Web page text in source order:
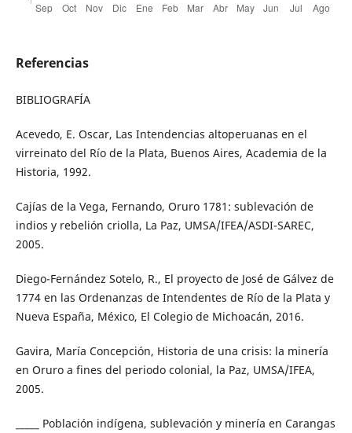
Referencias
BIBLIOGRAFÍA
Acevedo, E. Oscar, Las Intendencias altoperuanas en el
virreinato del Río de la Plata, Buenos Aires, Academia de la
Historia, 1992.
Cajías de la Vega, Fernando, Oruro 1781: sublevación de
indios y rebelión criolla, La Paz, UMSA/IFEA/ASDI-SAREC,
2005.
Diego-Fernández Sotelo, R., El proyecto de José de Gálvez de
1774 en las Ordenanzas de Intendentes de Río de la Plata y
Nueva España, México, El Colegio de Michoacán, 2016.
Gavira, María Concepción, Historia de una crisis: la minería
en Oruro a fines del periodo colonial, la Paz, UMSA/IFEA,
2005.
_____ Población indígena, sublevación y minería en Carangas